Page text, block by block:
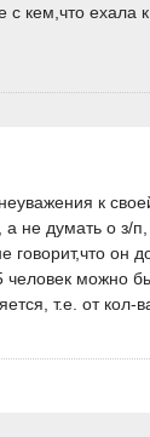
с кем,что
к
не думать о з/
говорит,что он
человек можно
т.е. от кол-